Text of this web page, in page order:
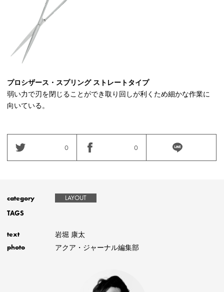
プロシザース・スプリング ストレートタイプ
弱い力で刃を閉じることができ取り回しが利くため細かな作業に
向いている。
0 0
category LAYOUT
TAGS
text 岩堀 康太
photo アクア・ジャーナル編集部